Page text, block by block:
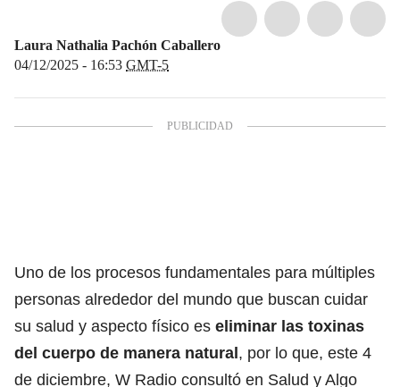
Laura Nathalia Pachón Caballero
04/12/2025 - 16:53 GMT-5
Uno de los procesos fundamentales para múltiples
personas alrededor del mundo que buscan cuidar
su salud y aspecto físico es eliminar las toxinas
del cuerpo de manera natural, por lo que, este 4
de diciembre, W Radio consultó en Salud y Algo